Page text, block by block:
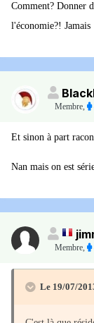
Comment? Donner
l'économie?!
Membre,
Et sinon à part
Nan mais on est
Membre,
Le 19/07/